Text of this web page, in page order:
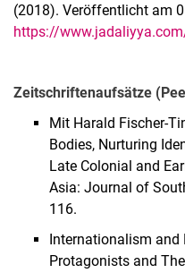
(2018). Veröffentlicht am
https://
Zeitschriftenaufsätze
Mit Harald Fischer-
Bodies, Nurturing
Late Colonial and
Asia: Journal of
116.
Internationalism
Protagonists and